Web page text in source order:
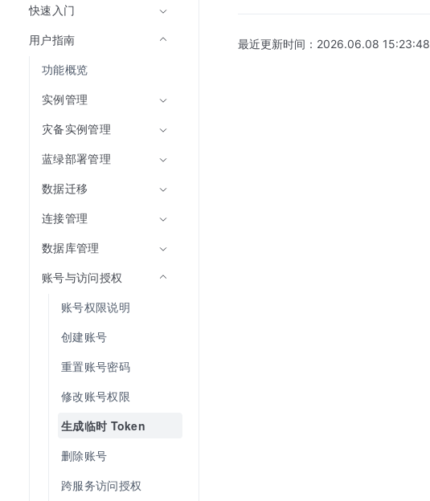
快速入门
用户指南
功能概览
实例管理
灾备实例管理
蓝绿部署管理
数据迁移
连接管理
数据库管理
账号与访问授权
账号权限说明
创建账号
重置账号密码
修改账号权限
生成临时 Token
删除账号
跨服务访问授权
最近更新时间： 2026.06.08 15:23:48